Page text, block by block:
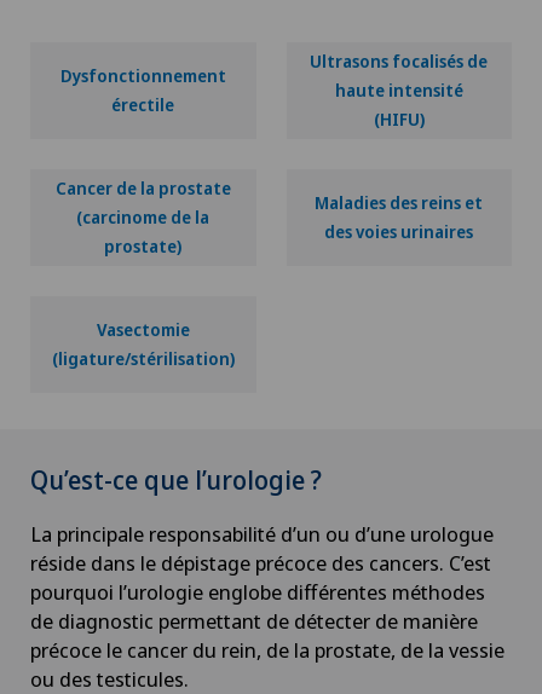
Dysfonctionnement
érectile
Ultrasons focalisés de
haute intensité
(HIFU)
Cancer de la prostate
(carcinome de la
prostate)
Maladies des reins et
des voies urinaires
Vasectomie
(ligature/stérilisation)
Qu’est-ce que l’urologie ?
La principale responsabilité d’un ou d’une urologue
réside dans le dépistage précoce des cancers. C’est
pourquoi l’urologie englobe différentes méthodes
de diagnostic permettant de détecter de manière
précoce le cancer du rein, de la prostate, de la vessie
ou des testicules.